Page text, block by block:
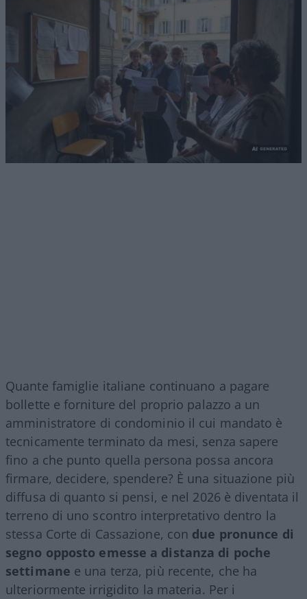
Quante famiglie italiane continuano a pagare
bollette e forniture del proprio palazzo a un
amministratore di condominio il cui mandato è
tecnicamente terminato da mesi, senza sapere
fino a che punto quella persona possa ancora
firmare, decidere, spendere? È una situazione più
diffusa di quanto si pensi, e nel 2026 è diventata il
terreno di uno scontro interpretativo dentro la
stessa Corte di Cassazione, con due pronunce di
segno opposto emesse a distanza di poche
settimane e una terza, più recente, che ha
ulteriormente irrigidito la materia. Per i